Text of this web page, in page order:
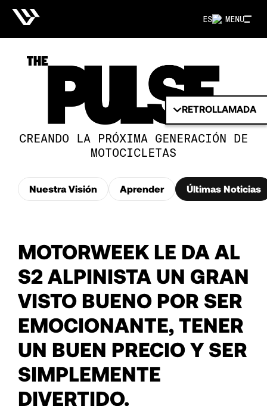
MENU
ES
RETROLLAMADA
CREANDO LA PRÓXIMA GENERACIÓN DE
MOTOCICLETAS
Nuestra Visión Aprender Últimas Noticias
MOTORWEEK LE DA AL
S2 ALPINISTA UN GRAN
VISTO BUENO POR SER
EMOCIONANTE, TENER
UN BUEN PRECIO Y SER
SIMPLEMENTE
DIVERTIDO.